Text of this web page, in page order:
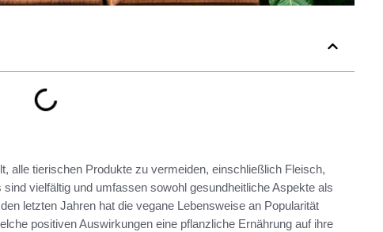
alle tierischen Produkte zu vermeiden, einschließlich Fleisch,
vielfältig und umfassen sowohl gesundheitliche Aspekte als
letzten Jahren hat die vegane Lebensweise an Popularität
positiven Auswirkungen eine pflanzliche Ernährung auf ihre